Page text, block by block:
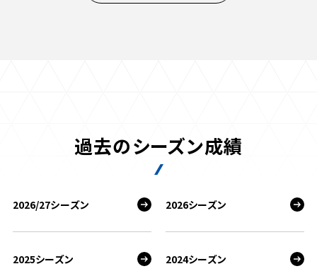
過去のシーズン成績
2026/27シーズン 2026シーズン
2025シーズン 2024シーズン